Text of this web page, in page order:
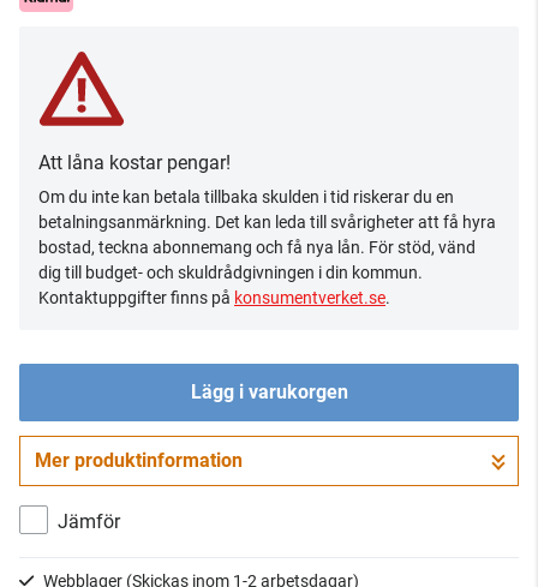
Att låna kostar pengar!
Om du inte kan betala tillbaka skulden i tid riskerar du en
betalningsanmärkning. Det kan leda till svårigheter att få hyra
bostad, teckna abonnemang och få nya lån. För stöd, vänd
dig till budget- och skuldrådgivningen i din kommun.
Kontaktuppgifter finns på konsumentverket.se.
Lägg i varukorgen
Gå till kassan
Mer produktinformation
Jämför
Webblager (Skickas inom 1-2 arbetsdagar)